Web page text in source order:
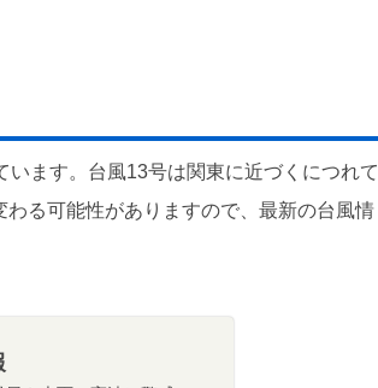
ます。台風13号は関東に近づくにつれて
る可能性がありますので、最新の台風情